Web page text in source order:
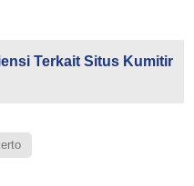
Terkait Situs Kumitir